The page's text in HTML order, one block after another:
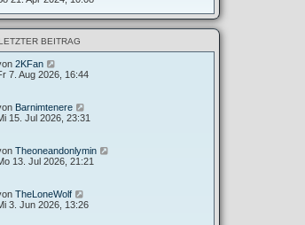
BEITRAG
2KFan
7. Aug 2026, 16:44
Barnimtenere
15. Jul 2026, 23:31
Theoneandonlymin
13. Jul 2026, 21:21
TheLoneWolf
3. Jun 2026, 13:26